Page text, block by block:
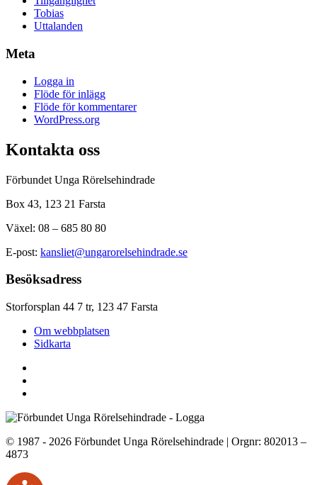
Tobias
Uttalanden
Meta
Logga in
Flöde för inlägg
Flöde för kommentarer
WordPress.org
Kontakta oss
Förbundet Unga Rörelsehindrade
Box 43, 123 21 Farsta
Växel: 08 – 685 80 80
E-post: kansliet@ungarorelsehindrade.se
Besöksadress
Storforsplan 44 7 tr, 123 47 Farsta
Om webbplatsen
Sidkarta
© 1987 - 2026 Förbundet Unga Rörelsehindrade | Orgnr: 802013 –
4873